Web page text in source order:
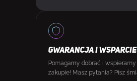
GWARANCJA I WSPARCIE
Pomagamy dobrać i wspieramy
zakupie! Masz pytania? Pisz